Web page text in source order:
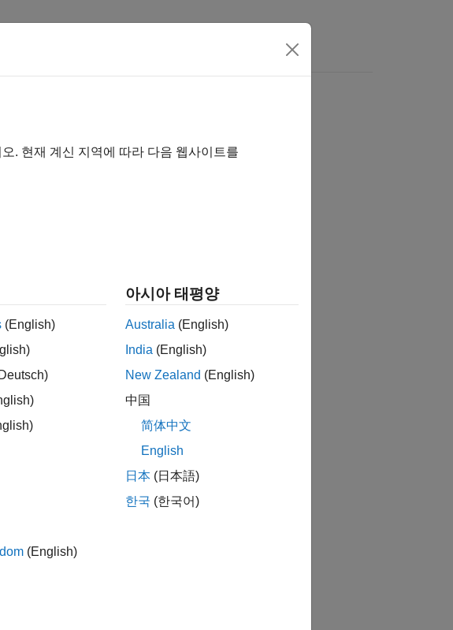
얼마나 도움이 되었습니까?
. 현재 계신 지역에 따라 다음 웹사이트를
(English)
(English)
아시아 태평양
Australia (English)
India (English)
New Zealand (English)
中国
简体中文
English
日本 (日本語)
한국 (한국어)